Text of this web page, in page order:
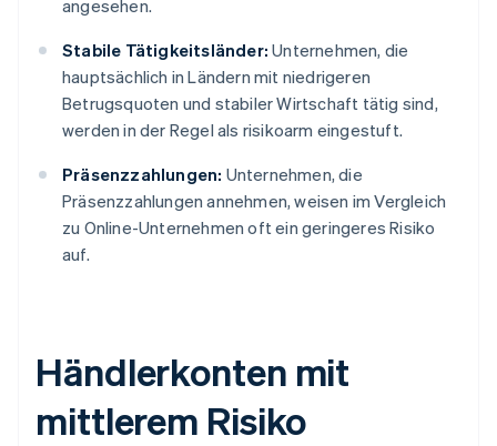
angesehen.
Stabile Tätigkeitsländer: Unternehmen, die
hauptsächlich in Ländern mit niedrigeren
Betrugsquoten und stabiler Wirtschaft tätig sind,
werden in der Regel als risikoarm eingestuft.
Präsenzzahlungen: Unternehmen, die
Präsenzzahlungen annehmen, weisen im Vergleich
zu Online-Unternehmen oft ein geringeres Risiko
auf.
Händlerkonten mit
mittlerem Risiko